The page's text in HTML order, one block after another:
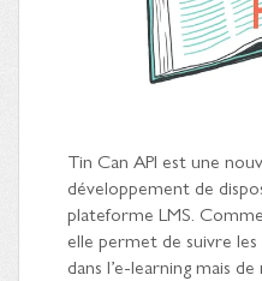
Tin Can API est une
développement de
plateforme LMS.
elle permet de suivre
dans l’e-learning mais